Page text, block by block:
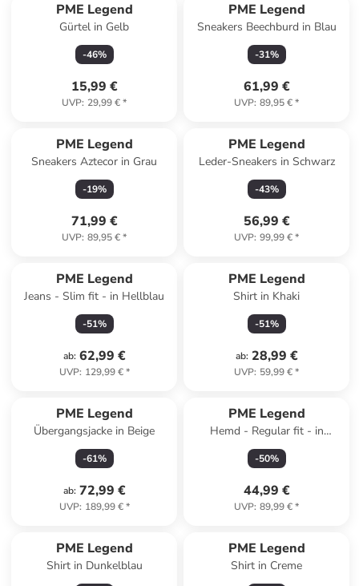
PME Legend
Gürtel in Gelb
-46%
15,99 €
UVP: 29,99 €*
PME Legend
Sneakers Beechburd in Blau
-31%
61,99 €
UVP: 89,95 €*
PME Legend
Sneakers Aztecor in Grau
-19%
71,99 €
UVP: 89,95 €*
PME Legend
Leder-Sneakers in Schwarz
-43%
56,99 €
UVP: 99,99 €*
PME Legend
Jeans - Slim fit - in Hellblau
-51%
ab: 62,99 €
UVP: 129,99 €*
PME Legend
Shirt in Khaki
-51%
ab: 28,99 €
UVP: 59,99 €*
PME Legend
Übergangsjacke in Beige
-61%
ab: 72,99 €
UVP: 189,99 €*
PME Legend
Hemd - Regular fit - in
Dunkelblau
-50%
44,99 €
UVP: 89,99 €*
PME Legend
Shirt in Dunkelblau
PME Legend
Shirt in Creme